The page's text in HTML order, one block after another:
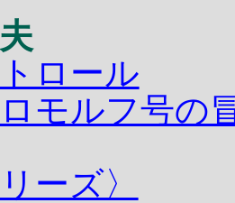
ロール
モルフ号の
ーズ〉